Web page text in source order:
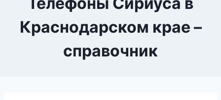
Краснодарском крае –
справочник